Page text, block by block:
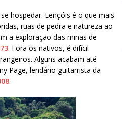
hospedar. Lençóis é o que mais
ruas de pedra e natureza ao
a exploração das minas de
. Fora os nativos, é difícil
Alguns acabam até
Page, lendário guitarrista da
.